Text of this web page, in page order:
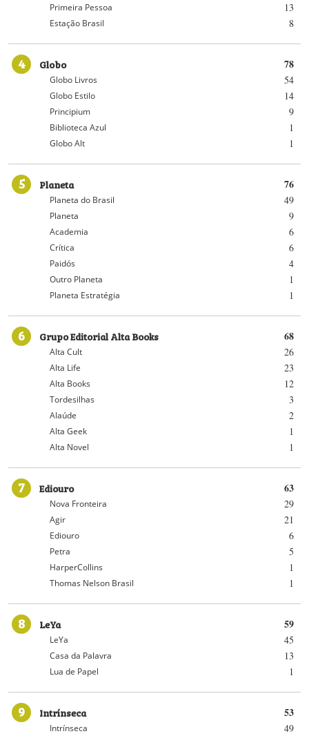
13
Primeira Pessoa
8
Estação Brasil
4 78
Globo
54
Globo Livros
14
Globo Estilo
9
Principium
1
Biblioteca Azul
1
Globo Alt
5 76
Planeta
49
Planeta do Brasil
9
Planeta
6
Academia
6
Crítica
4
Paidós
1
Outro Planeta
1
Planeta Estratégia
6 68
Grupo Editorial Alta Books
26
Alta Cult
23
Alta Life
12
Alta Books
3
Tordesilhas
2
Alaúde
1
Alta Geek
1
Alta Novel
7 63
Ediouro
29
Nova Fronteira
21
Agir
6
Ediouro
5
Petra
1
HarperCollins
1
Thomas Nelson Brasil
8 59
LeYa
45
LeYa
13
Casa da Palavra
1
Lua de Papel
9 53
Intrínseca
49
Intrínseca